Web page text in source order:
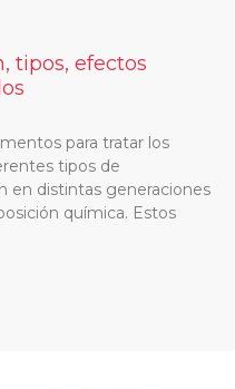
tipos, efectos
para tratar los
tipos de
en distintas generaciones
química. Estos